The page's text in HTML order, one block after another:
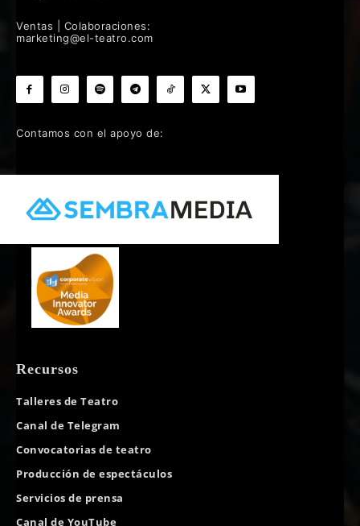
Ventas | Colaboraciones:
marketing@el-teatro.com
Contamos con el apoyo de:
Recursos
Talleres de Teatro
Canal de Telegram
Convocatorias de teatro
Producción de espectáculos
Servicios de prensa
Canal de YouTube